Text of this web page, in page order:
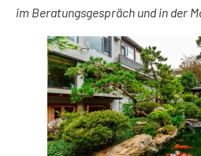
im Beratungsgespräch und in der